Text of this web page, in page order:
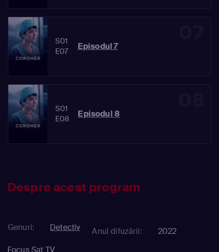
S01
E07
Episodul 7
S01
E08
Episodul 8
Despre acest program
Genuri: Detectiv Anul difuzării:
2022
Focus Sat TV